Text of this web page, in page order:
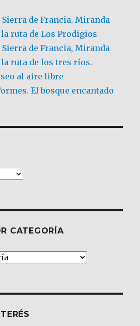
de Francia. Miranda
ruta de Los Prodigios
de Francia, Miranda
ruta de los tres ríos.
al aire libre
El bosque encantado
CATEGORÍA